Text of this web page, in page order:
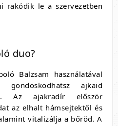
rakódik le a szervezetben
duo?
Balzsam használatával
ajkaid
Az ajakradír először
az elhalt hámsejtektől és
vitalizálja a bőröd. A